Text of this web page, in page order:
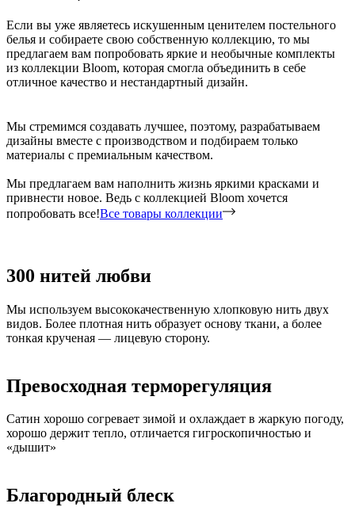
Если вы уже являетесь искушенным ценителем постельного
белья и собираете свою собственную коллекцию, то мы
предлагаем вам попробовать яркие и необычные комплекты
из коллекции Bloom, которая смогла объединить в себе
отличное качество и нестандартный дизайн.
Мы стремимся создавать лучшее, поэтому, разрабатываем
дизайны вместе с производством и подбираем только
материалы с премиальным качеством.
Мы предлагаем вам наполнить жизнь яркими красками и
привнести новое. Ведь с коллекцией Bloom хочется
попробовать все!Все товары коллекции
300 нитей любви
Мы используем высококачественную хлопковую нить двух
видов. Более плотная нить образует основу ткани, а более
тонкая крученая — лицевую сторону.
Превосходная терморегуляция
Сатин хорошо согревает зимой и охлаждает в жаркую погоду,
хорошо держит тепло, отличается гигроскопичностью и
«дышит»
Благородный блеск